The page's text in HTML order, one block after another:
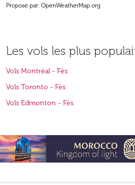
Proposé par: OpenWeatherMap.org
Les vols les plus
Vols Montréal - Fès
Vols Toronto - Fès
Vols Edmonton - Fès